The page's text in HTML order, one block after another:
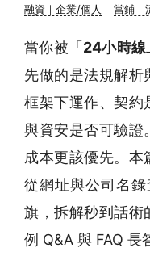
融資｜企業/個人 當鋪｜
當你被「24小時線
先做的是法規解析
框架下運作、契約
與資安是否可驗證
成本更該優先。本
從網址與公司名
旗，拆解秒到話術
例 Q&A 與 FAQ 長